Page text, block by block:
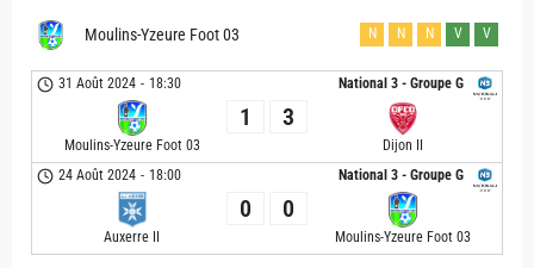
Moulins-Yzeure Foot 03 N N N V V
National 3 - Groupe G
31 Août 2024 - 18:30
Moulins-Yzeure Foot 03
1 3
Dijon II
National 3 - Groupe G
24 Août 2024 - 18:00
Auxerre II
0 0
Moulins-Yzeure Foot 03